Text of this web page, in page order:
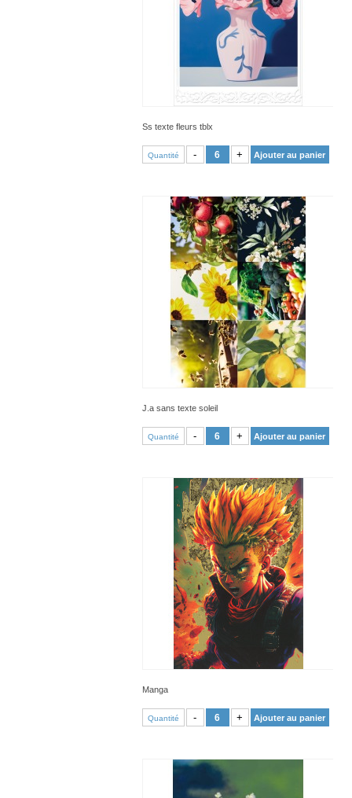
Ss texte fleurs tblx
Quantité - + Ajouter au panier
J.a sans texte soleil
Quantité - + Ajouter au panier
Manga
Quantité - + Ajouter au panier